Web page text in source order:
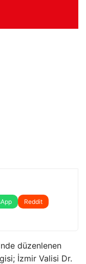
Reddit
düzenlenen
İzmir Valisi Dr.